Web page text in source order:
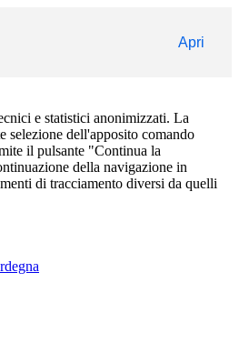
Apri
e statistici anonimizzati. La
selezione dell'apposito comando
il pulsante "Continua la
della navigazione in
di tracciamento diversi da quelli